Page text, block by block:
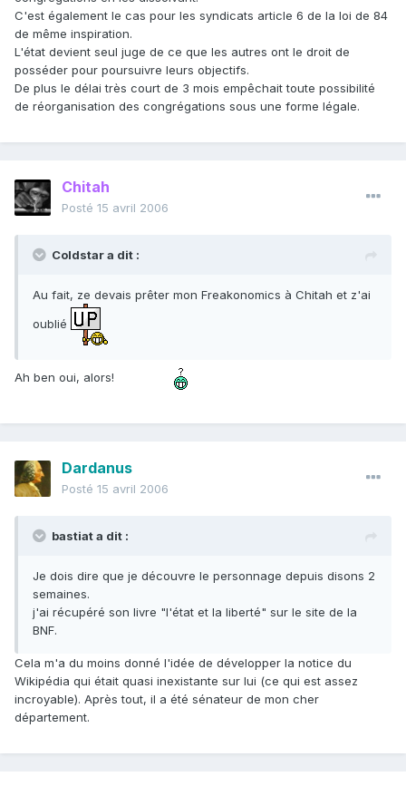
C'est également le cas pour les syndicats article 6 de la loi de 84
de même inspiration.
L'état devient seul juge de ce que les autres ont le droit de
posséder pour poursuivre leurs objectifs.
De plus le délai très court de 3 mois empêchait toute possibilité
de réorganisation des congrégations sous une forme légale.
Chitah
Posté 15 avril 2006
Coldstar a dit :
Au fait, ze devais prêter mon Freakonomics à Chitah et z'ai
oublié
Ah ben oui, alors!
Dardanus
Posté 15 avril 2006
bastiat a dit :
Je dois dire que je découvre le personnage depuis disons 2
semaines.
j'ai récupéré son livre "l'état et la liberté" sur le site de la
BNF.
Cela m'a du moins donné l'idée de développer la notice du
Wikipédia qui était quasi inexistante sur lui (ce qui est assez
incroyable). Après tout, il a été sénateur de mon cher
département.